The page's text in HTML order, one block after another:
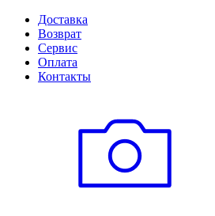
Доставка
Возврат
Сервис
Оплата
Контакты